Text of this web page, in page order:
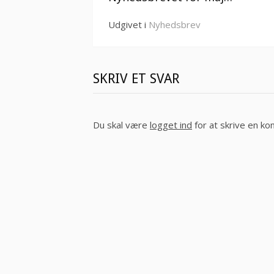
Udgivet i Nyhedsbrev
SKRIV ET SVAR
Du skal være logget ind for at skrive en